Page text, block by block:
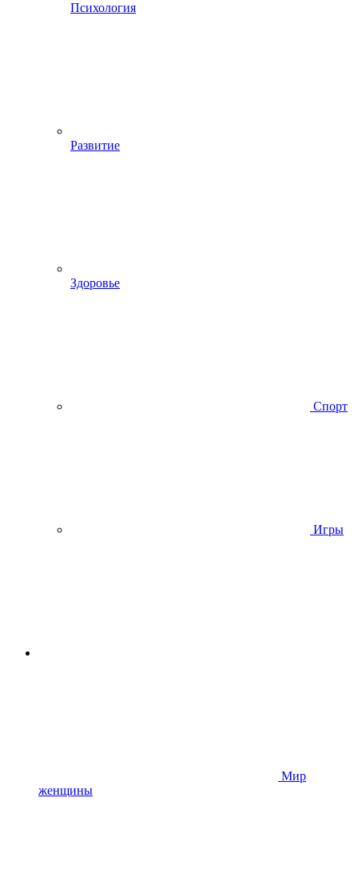
Психология
Развитие
Здоровье
Спорт
Игры
Мир
женщины